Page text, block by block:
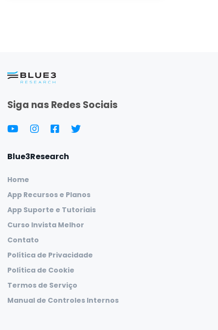
Siga nas Redes Sociais
Blue3Research
Home
App Recursos e Planos
App Suporte e Tutoriais
Curso Invista Melhor
Contato
Política de Privacidade
Política de Cookie
Termos de Serviço
Manual de Controles Internos